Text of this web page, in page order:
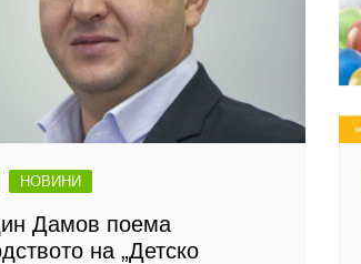
НОВИНИ
Дамов поема
на „Детско